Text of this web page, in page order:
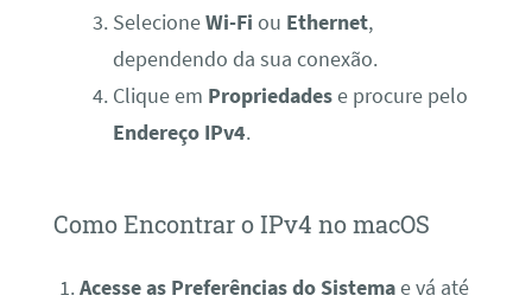
SelecioneWi-Fi ou Ethernet,
dependendo da sua conexão.
Clique em Propriedadese procure pelo
Endereço IPv4.
Como Encontrar o IPv4 no macOS
Acesse as Preferências do Sistemae vá até